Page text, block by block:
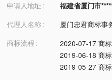
申请人地址
福建省厦门市
代理人名称
厦门忠君商标事
商标流程
2020-07-17 商
2019-06-18 商
2019-05-27 商